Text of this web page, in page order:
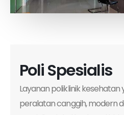
Poli Spesialis
Layanan poliklinik kesehatan
peralatan canggih, modern